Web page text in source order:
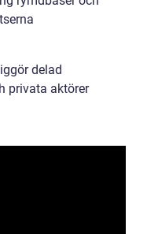
delad
privata aktörer